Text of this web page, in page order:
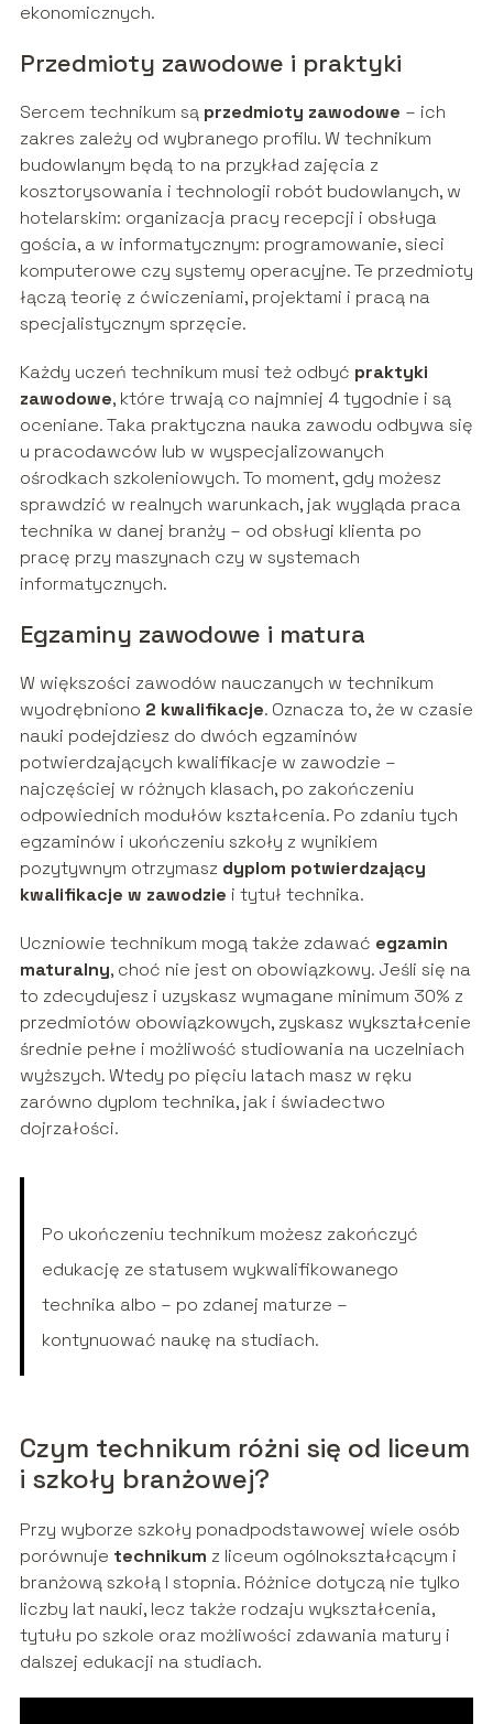
ekonomicznych.
Przedmioty zawodowe i praktyki
Sercem technikum są przedmioty zawodowe – ich
zakres zależy od wybranego profilu. W technikum
budowlanym będą to na przykład zajęcia z
kosztorysowania i technologii robót budowlanych, w
hotelarskim: organizacja pracy recepcji i obsługa
gościa, a w informatycznym: programowanie, sieci
komputerowe czy systemy operacyjne. Te przedmioty
łączą teorię z ćwiczeniami, projektami i pracą na
specjalistycznym sprzęcie.
Każdy uczeń technikum musi też odbyć praktyki
zawodowe, które trwają co najmniej 4 tygodnie i są
oceniane. Taka praktyczna nauka zawodu odbywa się
u pracodawców lub w wyspecjalizowanych
ośrodkach szkoleniowych. To moment, gdy możesz
sprawdzić w realnych warunkach, jak wygląda praca
technika w danej branży – od obsługi klienta po
pracę przy maszynach czy w systemach
informatycznych.
Egzaminy zawodowe i matura
W większości zawodów nauczanych w technikum
wyodrębniono 2 kwalifikacje. Oznacza to, że w czasie
nauki podejdziesz do dwóch egzaminów
potwierdzających kwalifikacje w zawodzie –
najczęściej w różnych klasach, po zakończeniu
odpowiednich modułów kształcenia. Po zdaniu tych
egzaminów i ukończeniu szkoły z wynikiem
pozytywnym otrzymasz dyplom potwierdzający
kwalifikacje w zawodzie i tytuł technika.
Uczniowie technikum mogą także zdawać egzamin
maturalny, choć nie jest on obowiązkowy. Jeśli się na
to zdecydujesz i uzyskasz wymagane minimum 30% z
przedmiotów obowiązkowych, zyskasz wykształcenie
średnie pełne i możliwość studiowania na uczelniach
wyższych. Wtedy po pięciu latach masz w ręku
zarówno dyplom technika, jak i świadectwo
dojrzałości.
Po ukończeniu technikum możesz zakończyć
edukację ze statusem wykwalifikowanego
technika albo – po zdanej maturze –
kontynuować naukę na studiach.
Czym technikum różni się od liceum
i szkoły branżowej?
Przy wyborze szkoły ponadpodstawowej wiele osób
porównuje technikum z liceum ogólnokształcącym i
branżową szkołą I stopnia. Różnice dotyczą nie tylko
liczby lat nauki, lecz także rodzaju wykształcenia,
tytułu po szkole oraz możliwości zdawania matury i
dalszej edukacji na studiach.